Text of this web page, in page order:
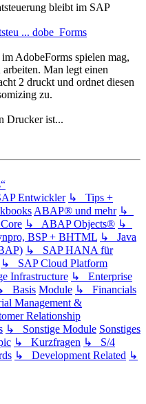
bleibt im SAP
... dobe_Forms
AdobeForms spielen mag,
Man legt einen
2 druckt und ordnet diesen
zu.
Drucker ist...
Entwickler ↳ Tips +
ABAP® und mehr ↳
↳ ABAP Objects® ↳
BSP + BHTML ↳ Java
↳ SAP HANA für
↳ SAP Cloud Platform
Infrastructure ↳ Enterprise
Basis Module ↳ Financials
Management &
Relationship
↳ Sonstige Module Sonstiges
↳ Kurzfragen ↳ S/4
↳ Development Related ↳